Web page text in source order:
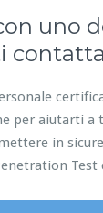
uno
per aiutarti a
in
Test